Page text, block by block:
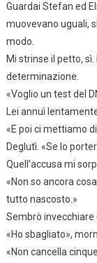
Guardai Stefan ed
muovevano uguali,
modo.
Mi strinse il petto,
determinazione.
«Voglio un test del
Lei annuì
«E poi ci mettiamo
Deglutì. «Se lo
Quell’accusa mi
«Non so ancora
tutto nascosto.»
Sembrò invecchiare
«Ho sbagliato»,
«Non cancella